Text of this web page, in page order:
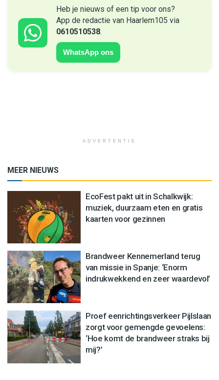
Heb je nieuws of een tip voor ons?
App de redactie van Haarlem105 via
0610510538.
WhatsApp ons
ADVERTENTIE
MEER NIEUWS
EcoFest pakt uit in Schalkwijk:
muziek, duurzaam eten en gratis
kaarten voor gezinnen
Brandweer Kennemerland terug
van missie in Spanje: ‘Enorm
indrukwekkend en zeer waardevol’
Proef eenrichtingsverkeer Pijlslaan
zorgt voor gemengde gevoelens:
‘Hoe komt de brandweer straks bij
mij?’